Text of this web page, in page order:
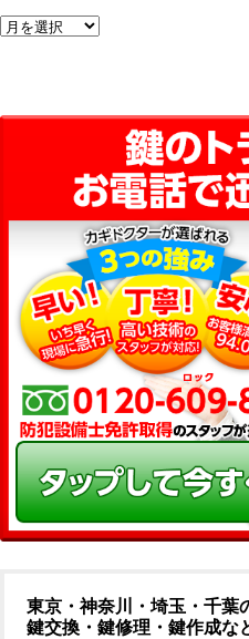
ア
ブ
東京・神奈川・埼玉・千葉
鍵交換・鍵修理・鍵作成な